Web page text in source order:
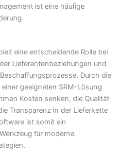
ist eine häufige
eine entscheidende Rolle bei
Lieferantenbeziehungen und
Durch die
geeigneten SRM-Lösung
Kosten senken, die Qualität
Transparenz in der Lieferkette
ist somit ein
für moderne